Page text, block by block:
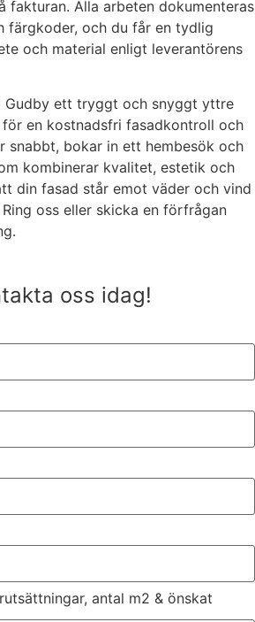
fakturan. Alla arbeten dokumenteras
färgkoder, och du får en tydlig
och material enligt leverantörens
Gudby ett tryggt och snyggt yttre
en kostnadsfri fasadkontroll och
snabbt, bokar in ett hembesök och
kombinerar kvalitet, estetik och
din fasad står emot väder och vind
oss eller skicka en förfrågan
oss idag!
antal m2 & önskat